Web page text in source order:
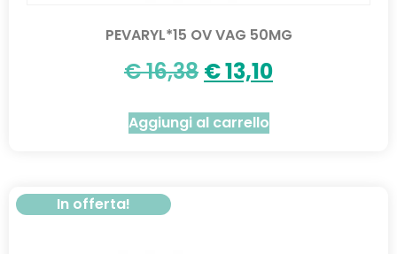
PEVARYL*15 OV VAG 50MG
€16,38 €13,10
Aggiungi al carrello
In offerta!